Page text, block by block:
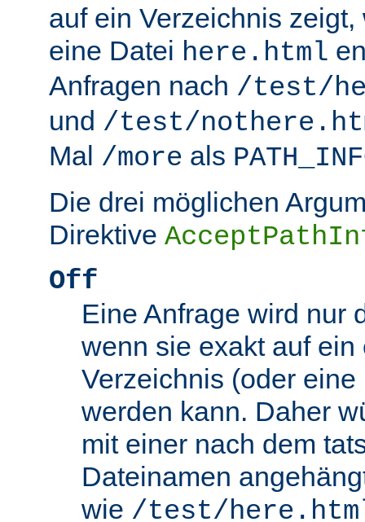
auf ein Verzeichnis
eine Datei here.html
Anfragen nach /test/
und /test/
Mal /more als
Die drei möglichen
Direktive
Off
Eine Anfrage wird nur
wenn sie exakt auf
Verzeichnis (oder
werden kann. Daher
mit einer nach dem
Dateinamen
wie /test/